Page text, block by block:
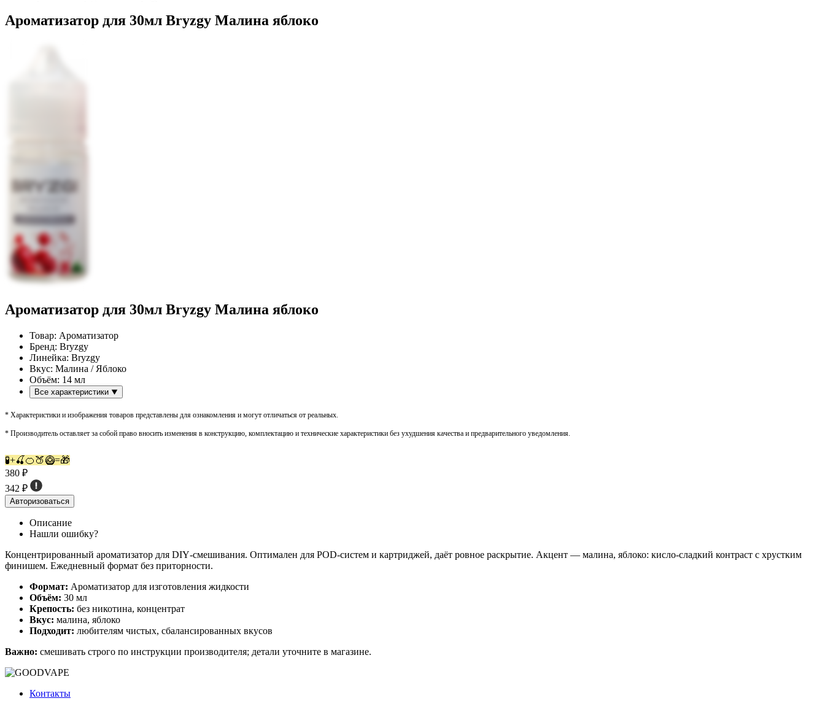
Ароматизатор для 30мл Bryzgy Малина яблоко
Ароматизатор для 30мл Bryzgy Малина яблоко
Товар: Ароматизатор
Бренд: Bryzgy
Линейка: Bryzgy
Вкус: Малина / Яблоко
Объём: 14 мл
Все характеристики
* Характеристики и изображения товаров представлены для ознакомления и могут отличаться от реальных.
* Производитель оставляет за собой право вносить изменения в конструкцию, комплектацию и технические характеристики без ухудшения качества и предварительного уведомления.
🧪+🍒🍊🍑🥝=🎁
380 ₽
342 ₽
Авторизоваться
Описание
Нашли ошибку?
Концентрированный ароматизатор для DIY‑смешивания. Оптимален для POD‑систем и картриджей, даёт ровное раскрытие. Акцент — малина, яблоко: кисло‑сладкий контраст с хрустким
финишем. Ежедневный формат без приторности.
Формат: Ароматизатор для изготовления жидкости
Объём: 30 мл
Крепость: без никотина, концентрат
Вкус: малина, яблоко
Подходит: любителям чистых, сбалансированных вкусов
Важно: смешивать строго по инструкции производителя; детали уточните в магазине.
Контакты